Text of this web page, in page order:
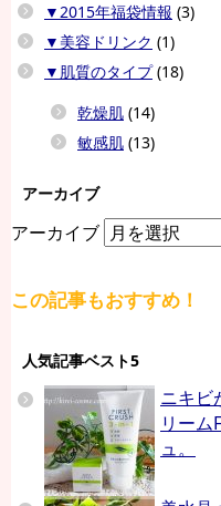
▼2015年福袋情報 (3)
▼美容ドリンク (1)
▼肌質のタイプ(18)
乾燥肌 (14)
敏感肌 (13)
アーカイブ
アーカイブ
この記事もおすすめ！
人気記事ベスト5
ニキビ
リー
ュ。